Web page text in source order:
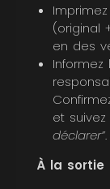
(original
en des
Informez
et
déclarer”.
À la sortie